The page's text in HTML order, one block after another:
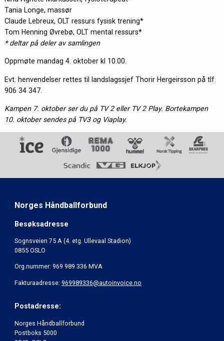
Tania Longe, massør
Claude Lebreux, OLT ressurs fysisk trening*
Tom Henning Øvrebø, OLT mental ressurs*
* deltar på deler av samlingen
Oppmøte mandag 4. oktober kl 10.00.
Evt. henvendelser rettes til landslagssjef Thorir Hergeirsson på tlf.
906 34 347.
Kampen 7. oktober ser du på TV 2 eller TV 2 Play. Bortekampen
10. oktober sendes på TV3 og Viaplay.
Norges Håndballforbund
Besøksadresse
Sognsveien 75 A (4. etg. Ullevaal Stadion)
0855 OSLO
Org.nummer: 969 989 336 MVA
Fakturaadresse: 969989336@autoinvoice.no
Postadresse:
Norges Håndballforbund
Postboks 5000